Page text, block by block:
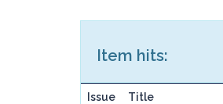
Item hits:
Issue
Title